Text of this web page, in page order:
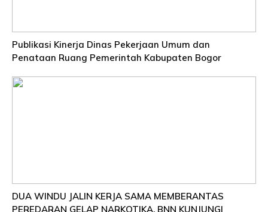
Publikasi Kinerja Dinas Pekerjaan Umum dan
Penataan Ruang Pemerintah Kabupaten Bogor
DUA WINDU JALIN KERJA SAMA MEMBERANTAS
PEREDARAN GELAP NARKOTIKA, BNN KUNJUNGI